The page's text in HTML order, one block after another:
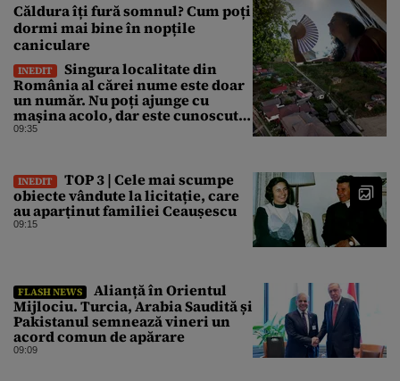
Căldura îți fură somnul? Cum poți
dormi mai bine în nopțile
caniculare
INEDIT
Singura localitate din
România al cărei nume este doar
un număr. Nu poți ajunge cu
mașina acolo, dar este cunoscută
în lumea întreagă
09:35
INEDIT
TOP 3 | Cele mai scumpe
obiecte vândute la licitație, care
au aparținut familiei Ceaușescu
09:15
FLASH NEWS
Alianță în Orientul
Mijlociu. Turcia, Arabia Saudită și
Pakistanul semnează vineri un
acord comun de apărare
09:09